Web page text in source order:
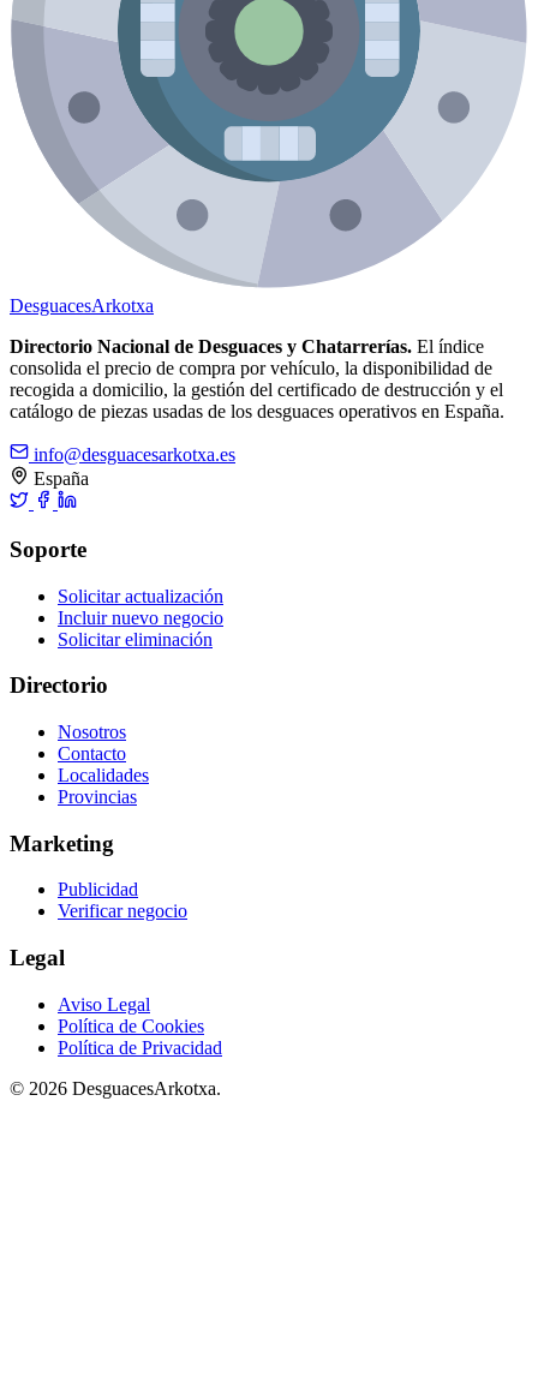
DesguacesArkotxa
Directorio Nacional de Desguaces y Chatarrerías. El índice
consolida el precio de compra por vehículo, la disponibilidad de
recogida a domicilio, la gestión del certificado de destrucción y el
catálogo de piezas usadas de los desguaces operativos en España.
info@desguacesarkotxa.es
España
Soporte
Solicitar actualización
Incluir nuevo negocio
Solicitar eliminación
Directorio
Nosotros
Contacto
Localidades
Provincias
Marketing
Publicidad
Verificar negocio
Legal
Aviso Legal
Política de Cookies
Política de Privacidad
© 2026 DesguacesArkotxa.